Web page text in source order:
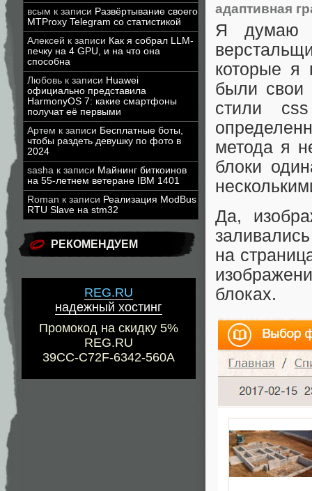
всым к записи Развёртывание своего
MTProxy Telegram со статистикой
Алексей к записи Как я собрал LLM-
печку на 4 GPU, и на что она
способна
Любовь к записи Huawei
официально представила
HarmonyOS 7: какие смартфоны
получат её первыми
Артем к записи Бесплатные боты,
чтобы раздеть девушку по фото в
2024
sasha к записи Майнинг биткоинов
на 55-летнем ветеране IBM 1401
Roman к записи Реализация ModBus
RTU Slave на stm32
РЕКОМЕНДУЕМ
REG.RU
надежный хостинг
Промокод на скидку 5%
REG.RU
39CC-C72F-6342-560A
адаптивная
Я думаю
которые я
были свои
стили
метода я
блоки
Да,
на
блоках.